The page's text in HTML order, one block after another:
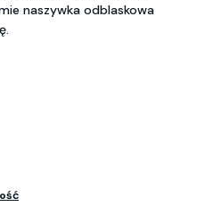
naszywka odblaskowa